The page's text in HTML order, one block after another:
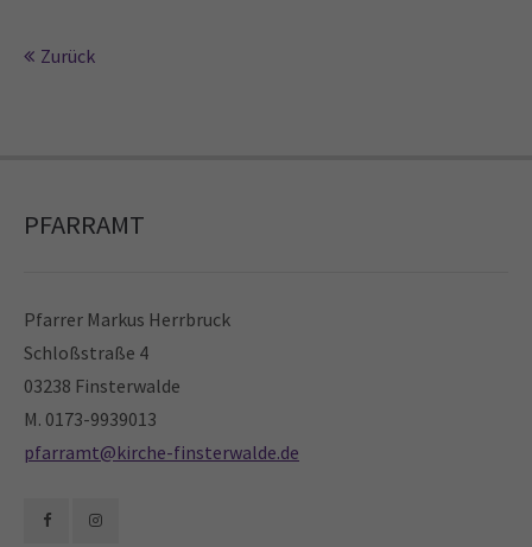
Mon - Fri 8:00am - 5:00pm
Cybersteel Inc.
376-293 City Road, Suite 600
San Francisco, CA 94102
Have any questions?
Zurück
PFARRAMT
Pfarrer Markus Herrbruck
Schloßstraße 4
03238 Finsterwalde
M. 0173-9939013
pfarramt@kirche-finsterwalde.de